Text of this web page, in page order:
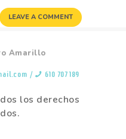
/ 610 707 189
los derechos